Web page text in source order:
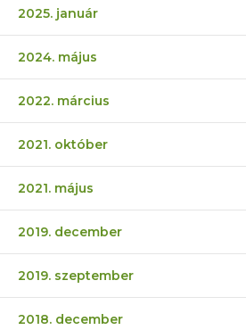
2025. január
2024. május
2022. március
2021. október
2021. május
2019. december
2019. szeptember
2018. december